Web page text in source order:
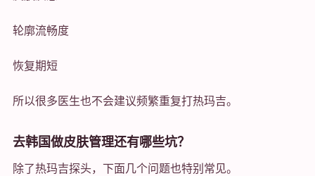
轮廓流畅度
恢复期短
所以很多医生也不会建议频繁重复打热玛吉。
去韩国做皮肤管理还有哪些坑？
除了热玛吉探头，下面几个问题也特别常见。